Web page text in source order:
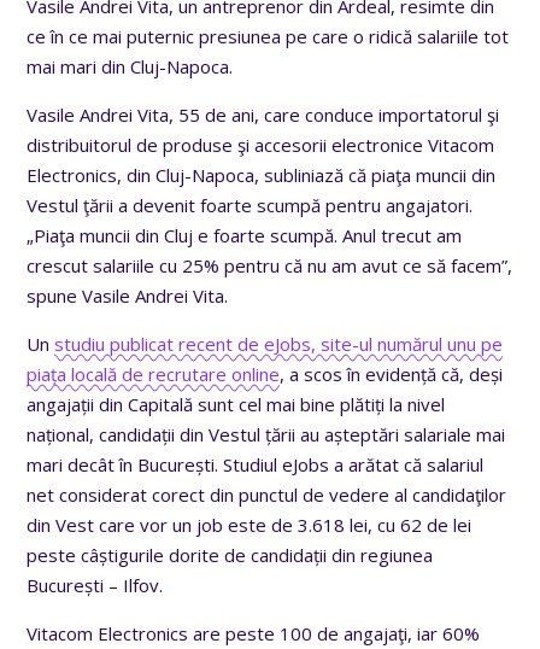
Vasile Andrei Vita, un antreprenor din Ardeal, resimte din
ce în ce mai puternic presiunea pe care o ridică salariile tot
mai mari din Cluj-Napoca.
Vasile Andrei Vita, 55 de ani, care conduce importatorul şi
distribuitorul de produse şi accesorii electronice Vitacom
Electronics, din Cluj-Napoca, subliniază că piaţa muncii din
Vestul ţării a devenit foarte scumpă pentru angajatori.
„Piaţa muncii din Cluj e foarte scumpă. Anul trecut am
crescut salariile cu 25% pentru că nu am avut ce să facem”,
spune Vasile Andrei Vita.
Unstudiu publicat recent de eJobs, site-ul numărul unu pe
piața locală de recrutare online, a scos în evidență că, deși
angajații din Capitală sunt cel mai bine plătiți la nivel
național, candidații din Vestul țării au așteptări salariale mai
mari decât în București. Studiul eJobs a arătat că salariul
net considerat corect din punctul de vedere al candidaţilor
din Vest care vor un job este de 3.618 lei, cu 62 de lei
peste câștigurile dorite de candidații din regiunea
București – Ilfov.
Vitacom Electronics are peste 100 de angajaţi, iar 60%